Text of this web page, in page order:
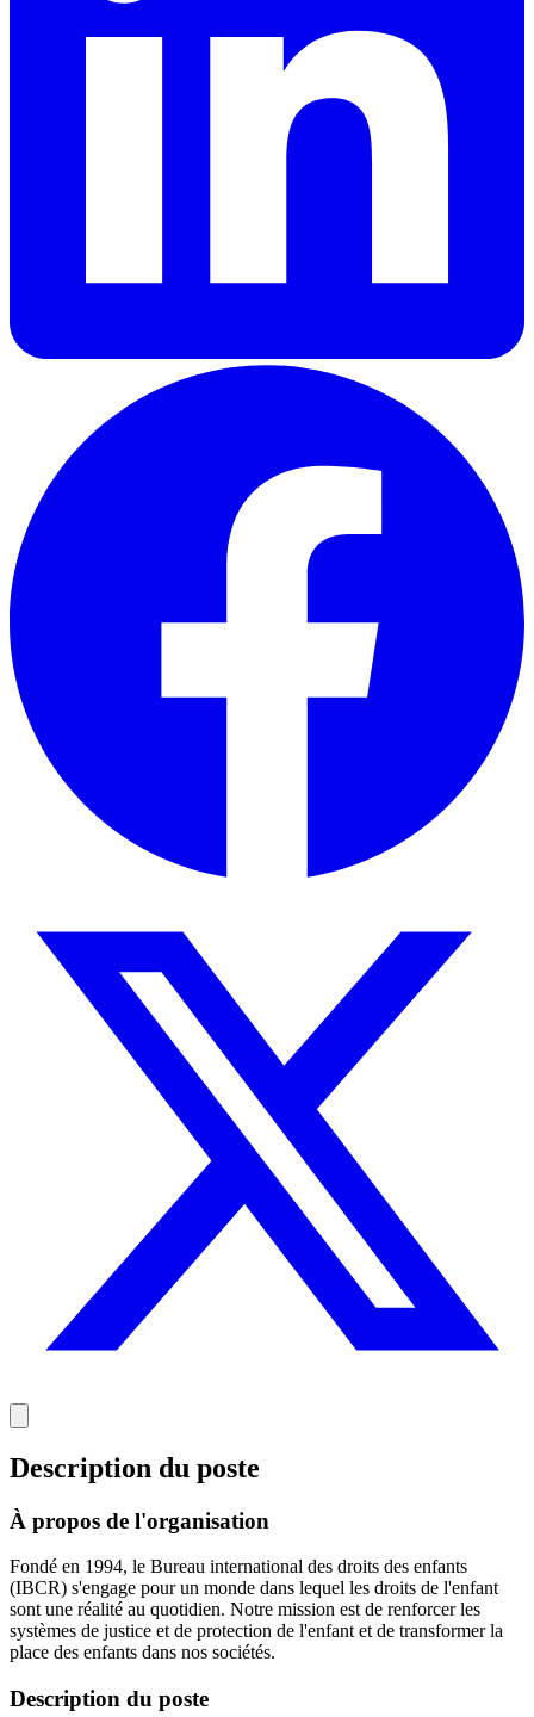
Description du poste
À propos de l'organisation
Fondé en 1994, le Bureau international des droits des enfants
(IBCR) s'engage pour un monde dans lequel les droits de l'enfant
sont une réalité au quotidien. Notre mission est de renforcer les
systèmes de justice et de protection de l'enfant et de transformer la
place des enfants dans nos sociétés.
Description du poste